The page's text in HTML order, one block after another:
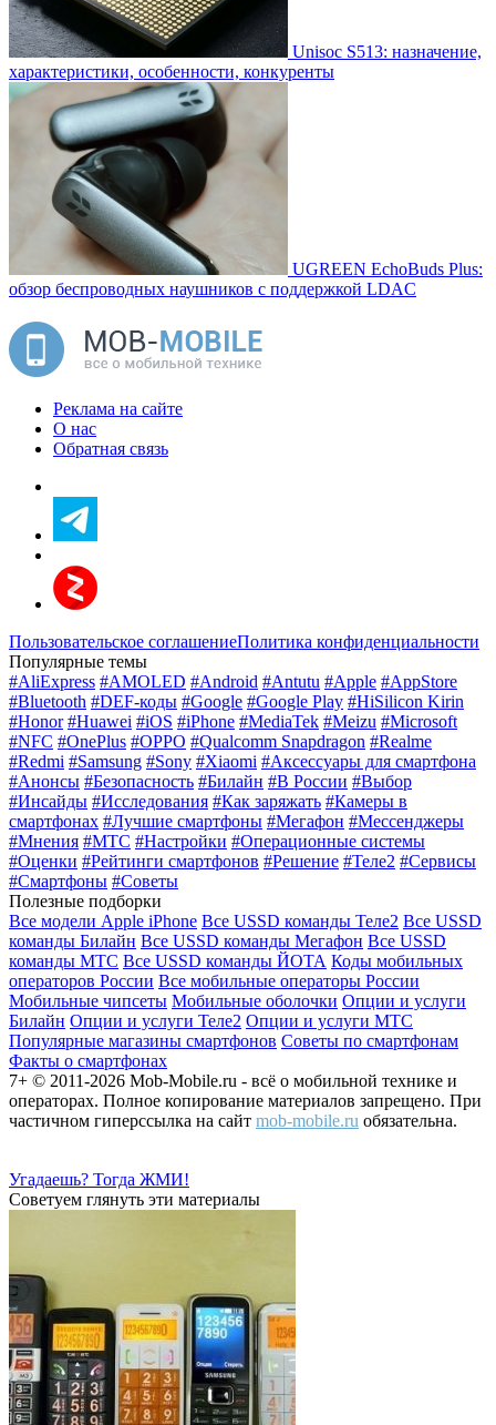
Unisoc S513: назначение,
характеристики, особенности, конкуренты
UGREEN EchoBuds Plus:
обзор беспроводных наушников с поддержкой LDAC
Реклама на сайте
О нас
Обратная связь
Пользовательское соглашениеПолитика конфиденциальности
Популярные темы
#AliExpress #AMOLED #Android #Antutu #Apple #AppStore
#Bluetooth #DEF-коды #Google #Google Play #HiSilicon Kirin
#Honor #Huawei #iOS #iPhone #MediaTek #Meizu #Microsoft
#NFC #OnePlus #OPPO #Qualcomm Snapdragon #Realme
#Redmi #Samsung #Sony #Xiaomi #Аксессуары для смартфона
#Анонсы #Безопасность #Билайн #В России #Выбор
#Инсайды #Исследования #Как заряжать #Камеры в
смартфонах #Лучшие смартфоны #Мегафон #Мессенджеры
#Мнения #МТС #Настройки #Операционные системы
#Оценки #Рейтинги смартфонов #Решение #Теле2 #Сервисы
#Смартфоны #Советы
Полезные подборки
Все модели Apple iPhone Все USSD команды Теле2 Все USSD
команды Билайн Все USSD команды Мегафон Все USSD
команды МТС Все USSD команды ЙОТА Коды мобильных
операторов России Все мобильные операторы России
Мобильные чипсеты Мобильные оболочки Опции и услуги
Билайн Опции и услуги Теле2 Опции и услуги МТС
Популярные магазины смартфонов Советы по смартфонам
Факты о смартфонах
7+ © 2011-2026 Mob-Mobile.ru - всё о мобильной технике и
операторах. Полное копирование материалов запрещено. При
частичном гиперссылка на сайт mob-mobile.ru обязательна.
Угадаешь? Тогда ЖМИ!
Советуем глянуть эти материалы